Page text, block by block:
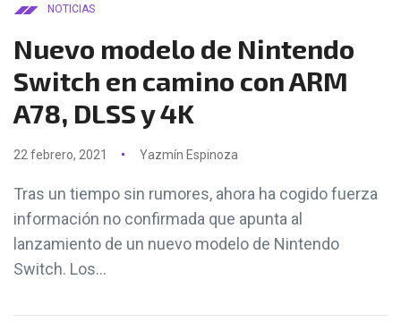
NOTICIAS
Nuevo modelo de Nintendo
Switch en camino con ARM
A78, DLSS y 4K
22 febrero, 2021 Yazmín Espinoza
Tras un tiempo sin rumores, ahora ha cogido fuerza
información no confirmada que apunta al
lanzamiento de un nuevo modelo de Nintendo
Switch. Los...